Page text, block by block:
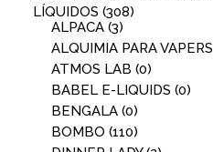
LÍQUIDOS (308)
ALPACA (3)
ALQUIMIA PARA VAPERS
ATMOS LAB (0)
BABEL E-LIQUIDS (0)
BENGALA (0)
BOMBO (110)